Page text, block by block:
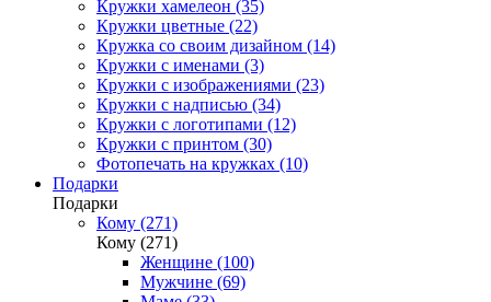
Кружки хамелеон (35)
Кружки цветные (22)
Кружка со своим дизайном (14)
Кружки с именами (3)
Кружки с изображениями (23)
Кружки с надписью (34)
Кружки с логотипами (12)
Кружки с принтом (30)
Фотопечать на кружках (10)
Подарки
Подарки
Кому (271)
Кому (271)
Женщине (100)
Мужчине (69)